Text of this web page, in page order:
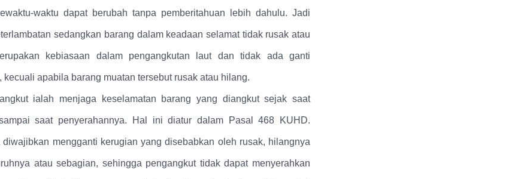
waktu dapat berubah tanpa pemberitahuan lebih dahulu. Jadi
sedangkan barang dalam keadaan selamat tidak rusak atau
kebiasaan dalam pengangkutan laut dan tidak ada ganti
kecuali apabila barang muatan tersebut rusak atau hilang.
ialah menjaga keselamatan barang yang diangkut sejak saat
saat penyerahannya. Hal ini diatur dalam Pasal 468 KUHD.
diwajibkan mengganti kerugian yang disebabkan oleh rusak, hilangnya
atau sebagian, sehingga pengangkut tidak dapat menyerahkan